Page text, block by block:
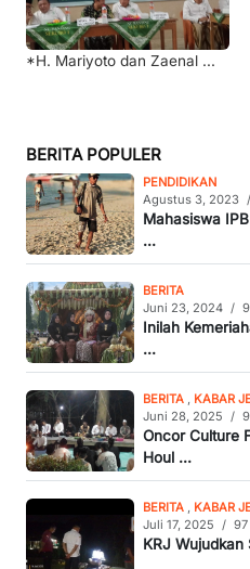
*H. Mariyoto dan Zaenal ...
BERITA POPULER
PENDIDIKAN
Agustus 3, 2023 /
Mahasiswa
...
BERITA
Juni 23, 2024 /
Inilah
...
BERITA , KABAR
Juni 28, 2025 /
Oncor Culture
Houl ...
BERITA , KABAR
Juli 17, 2025 /
KRJ Wujudkan